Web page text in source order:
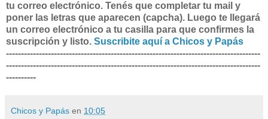
tu correo electrónico. Tenés que completar tu mail y
poner las letras que aparecen (capcha). Luego te llegará
un correo electrónico a tu casilla para que confirmes la
suscripción y listo. Suscribite aquí a Chicos y Papás
-------------------------------------------------------------------------------------
-------------------------------------------------------------------------------------
----------
Chicos y Papás en 10:05